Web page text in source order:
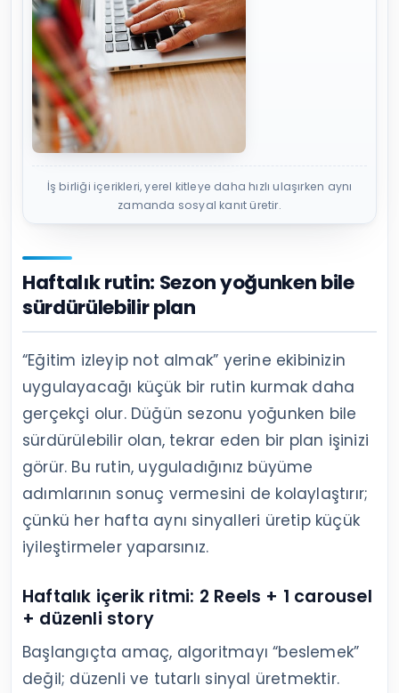
İş birliği içerikleri, yerel kitleye daha hızlı ulaşırken aynı
zamanda sosyal kanıt üretir.
Haftalık rutin: Sezon yoğunken bile
sürdürülebilir plan
“Eğitim izleyip not almak” yerine ekibinizin
uygulayacağı küçük bir rutin kurmak daha
gerçekçi olur. Düğün sezonu yoğunken bile
sürdürülebilir olan, tekrar eden bir plan işinizi
görür. Bu rutin, uyguladığınız büyüme
adımlarının sonuç vermesini de kolaylaştırır;
çünkü her hafta aynı sinyalleri üretip küçük
iyileştirmeler yaparsınız.
Haftalık içerik ritmi: 2 Reels + 1 carousel
+ düzenli story
Başlangıçta amaç, algoritmayı “beslemek”
değil; düzenli ve tutarlı sinyal üretmektir.